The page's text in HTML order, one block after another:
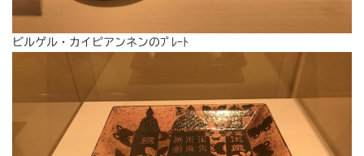
ビルゲル・カイピアンネンのﾌﾟﾚｰﾄ